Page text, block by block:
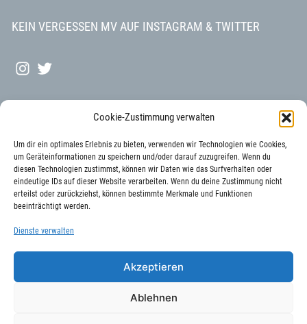
Cookie-Zustimmung verwalten
Um dir ein optimales Erlebnis zu bieten, verwenden wir Technologien wie Cookies,
um Geräteinformationen zu speichern und/oder darauf zuzugreifen. Wenn du
diesen Technologien zustimmst, können wir Daten wie das Surfverhalten oder
eindeutige IDs auf dieser Website verarbeiten. Wenn du deine Zustimmung nicht
erteilst oder zurückziehst, können bestimmte Merkmale und Funktionen
beeinträchtigt werden.
Dienste verwalten
Akzeptieren
Ablehnen
KEIN VERGESSEN MV AUF INSTAGRAM & TWITTER
INSTAGRAM
TWITTER
UND DIE
Copyright 'Kein Vergessen' - 2023